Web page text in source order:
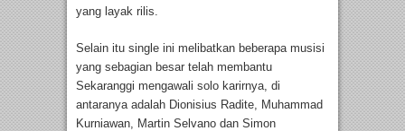
yang layak rilis.
Selain itu single ini melibatkan beberapa musisi
yang sebagian besar telah membantu
Sekaranggi mengawali solo karirnya, di
antaranya adalah Dionisius Radite, Muhammad
Kurniawan, Martin Selvano dan Simon